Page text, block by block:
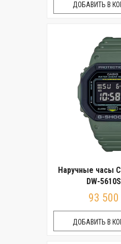
ДОБАВИТЬ В
Наручные часы
DW-
93 500
ДОБАВИТЬ В